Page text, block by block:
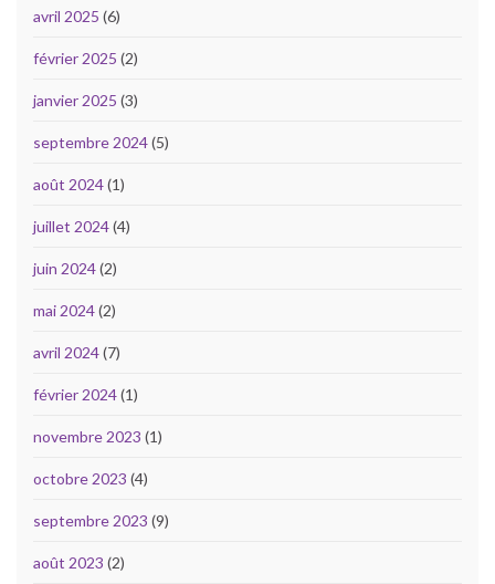
avril 2025 (6)
février 2025 (2)
janvier 2025 (3)
septembre 2024(5)
août 2024(1)
juillet 2024(4)
juin 2024(2)
mai 2024(2)
avril 2024(7)
février 2024(1)
novembre 2023 (1)
octobre 2023 (4)
septembre 2023 (9)
août 2023 (2)